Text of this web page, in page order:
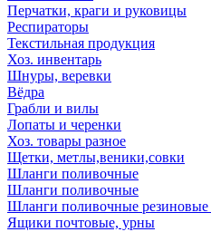
Перчатки, краги и руковицы
Респираторы
Текстильная продукция
Хоз. инвентарь
Шнуры, веревки
Вёдра
Грабли и вилы
Лопаты и черенки
Хоз. товары разное
Щетки, метлы,веники,совки
Шланги поливочные
Шланги поливочные
Шланги поливочные резиновые
Ящики почтовые, урны